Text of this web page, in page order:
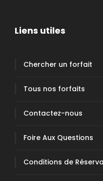
Liens utiles
Chercher un forfait
Tous nos forfaits
Contactez-nous
Foire Aux Questions
Conditions de